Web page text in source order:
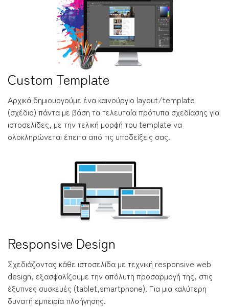
Custom Template
Αρχικά δημιουργούμε ένα καινούργιο layout/template
(σχέδιο) πάντα με βάση τα τελευταία πρότυπα σχεδίασης για
ιστοσελίδες, με την τελική μορφή του template να
ολοκληρώνεται έπειτα από τις υποδείξεις σας.
Responsive Design
Σχεδιάζοντας κάθε ιστοσελίδα με τεχνική responsive web
design, εξασφαλίζουμε την απόλυτη προσαρμογή της, στις
έξυπνες συσκευές (tablet,smartphone). Για μια καλύτερη
δυνατή εμπειρία πλοήγησης.